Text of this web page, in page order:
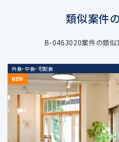
ー業務などの当社サ
遂行のため
上記業務に関連する
提携会社のサービス
ける調査・研究資料
類似案件
B-0463020案件の類似
外食・中食・宅配食
NEW